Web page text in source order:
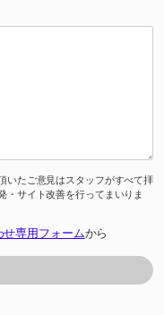
いたご意見はスタッフがすべて拝
・サイト改善を行ってまいりま
せ専用フォームから